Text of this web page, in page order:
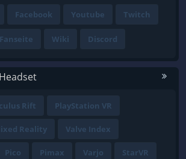
Facebook Youtube Twitch
Fanseite Wiki Discord
Rift PlayStation VR
Reality Valve Index
Pico Pimax Varjo StarVR